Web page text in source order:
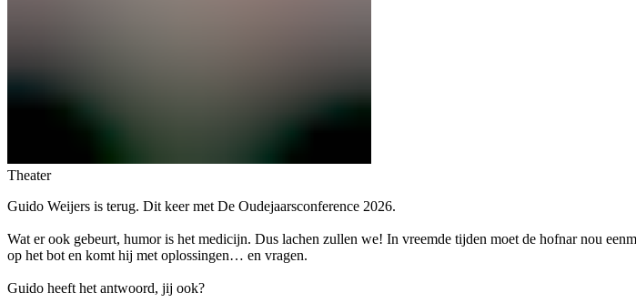
Theater
Guido Weijers is terug. Dit keer met De Oudejaarsconference 2026.
Wat er ook gebeurt, humor is het medicijn. Dus lachen zullen we! In vreemde tijden moet de hofnar nou
op het bot en komt hij met oplossingen… en vragen.
Guido heeft het antwoord, jij ook?